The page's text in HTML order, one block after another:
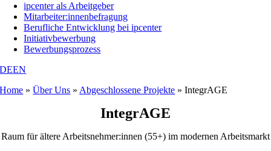
ipcenter als Arbeitgeber
Mitarbeiter:innenbefragung
Berufliche Entwicklung bei ipcenter
Initiativbewerbung
Bewerbungsprozess
DEEN
Home »Über Uns » Abgeschlossene Projekte »IntegrAGE
IntegrAGE
Raum für ältere Arbeitsnehmer:innen (55+) im modernen Arbeitsmarkt